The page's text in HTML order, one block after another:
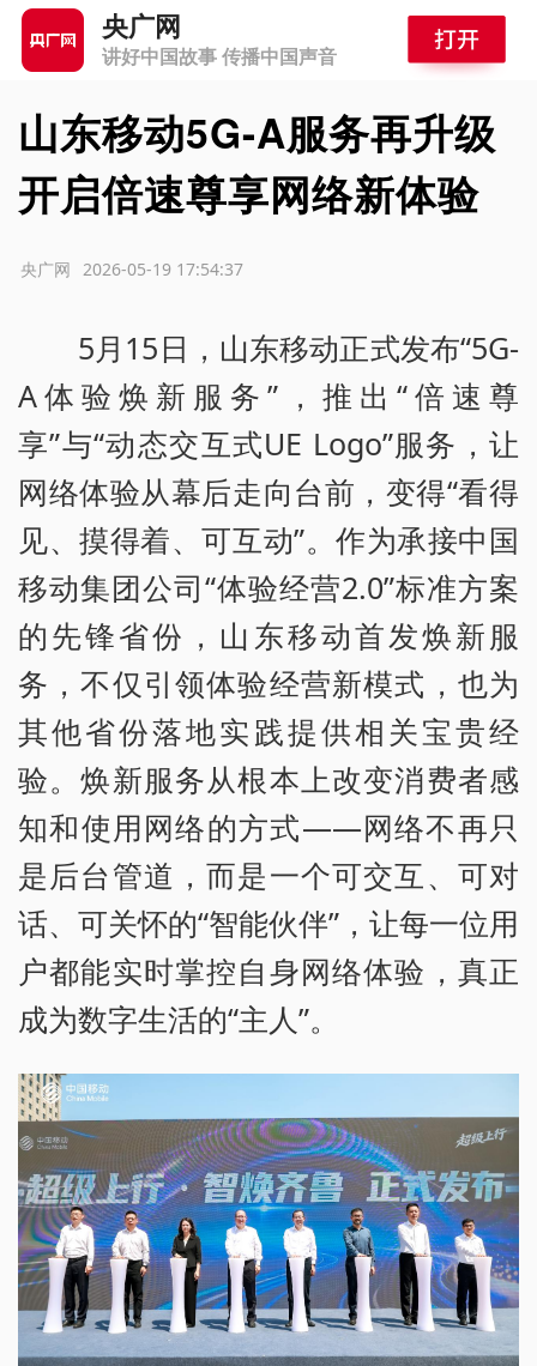
央广网
讲好中国故事 传播中国声音
山东移动5G-A服务再升级
开启倍速尊享网络新体验
2026-05-19 17:54:37
央广网
5月15日，山东移动正式发布“5G-
A体验焕新服务”，推出“倍速尊
享”与“动态交互式UE Logo”服务，让
网络体验从幕后走向台前，变得“看得
见、摸得着、可互动”。作为承接中国
移动集团公司“体验经营2.0”标准方案
的先锋省份，山东移动首发焕新服
务，不仅引领体验经营新模式，也为
其他省份落地实践提供相关宝贵经
验。焕新服务从根本上改变消费者感
知和使用网络的方式——网络不再只
是后台管道，而是一个可交互、可对
话、可关怀的“智能伙伴”，让每一位用
户都能实时掌控自身网络体验，真正
成为数字生活的“主人”。